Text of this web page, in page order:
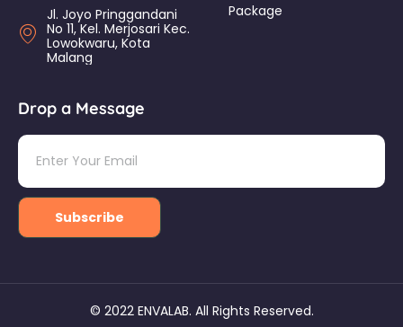
Jl. Joyo Pringgandani
No 11, Kel. Merjosari Kec.
Lowokwaru, Kota
Malang
Package
Drop a Message
Subscribe
© 2022 ENVALAB. All Rights Reserved.